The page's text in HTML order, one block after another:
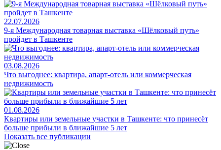
22.07.2026
9-я Международная товарная выставка «Шёлковый путь»
пройдет в Ташкенте
03.08.2026
Что выгоднее: квартира, апарт-отель или коммерческая
недвижимость
01.08.2026
Квартиры или земельные участки в Ташкенте: что принесёт
больше прибыли в ближайшие 5 лет
Показать все публикации